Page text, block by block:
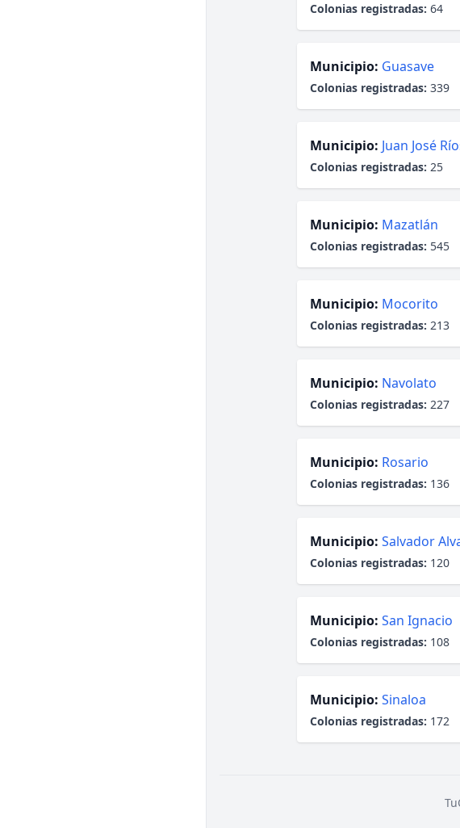
Colonias registradas: 64
Municipio: Guasave
Colonias registradas: 339
Municipio: Juan José
Colonias registradas: 25
Municipio: Mazatlán
Colonias registradas: 545
Municipio: Mocorito
Colonias registradas: 213
Municipio: Navolato
Colonias registradas: 227
Municipio: Rosario
Colonias registradas: 136
Municipio: Salvador
Colonias registradas: 120
Municipio: San Ignacio
Colonias registradas: 108
Municipio: Sinaloa
Colonias registradas: 172